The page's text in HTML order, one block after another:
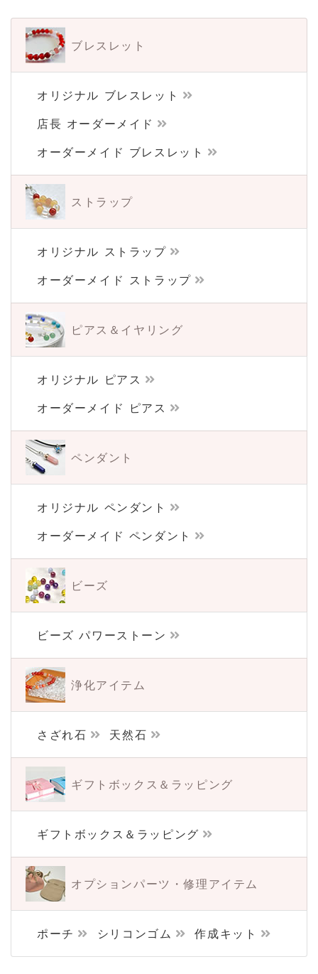
ブレスレット
オリジナル ブレスレット
店長 オーダーメイド
オーダーメイド ブレスレット
ストラップ
オリジナル ストラップ
オーダーメイド ストラップ
ピアス＆イヤリング
オリジナル ピアス
オーダーメイド ピアス
ペンダント
オリジナル ペンダント
オーダーメイド ペンダント
ビーズ
ビーズ パワーストーン
浄化アイテム
さざれ石 天然石
ギフトボックス＆ ラッピング
ギフトボックス＆ラッピング
オプションパーツ・修理アイテム
ポーチ シリコンゴム 作成キット